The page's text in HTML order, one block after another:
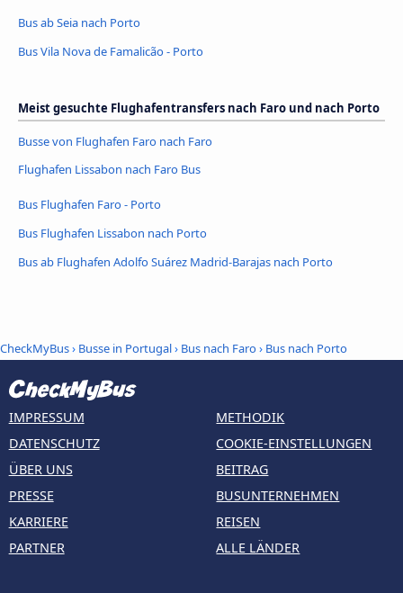
Bus ab Seia nach Porto
Bus Vila Nova de Famalicão - Porto
Meist gesuchte Flughafentransfers nach Faro und nach Porto
Busse von Flughafen Faro nach Faro
Flughafen Lissabon nach Faro Bus
Bus Flughafen Faro - Porto
Bus Flughafen Lissabon nach Porto
Bus ab Flughafen Adolfo Suárez Madrid-Barajas nach Porto
CheckMyBus› Busse in Portugal› Bus nach Faro› Bus nach Porto
IMPRESSUM
DATENSCHUTZ
ÜBER UNS
PRESSE
KARRIERE
PARTNER
METHODIK
COOKIE-EINSTELLUNGEN
BEITRAG
BUSUNTERNEHMEN
REISEN
ALLE LÄNDER